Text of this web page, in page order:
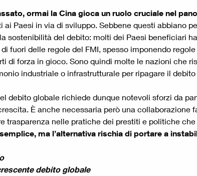
ormai la Cina gioca un ruolo cruciale nel
ai Paesi in via di sviluppo. Sebbene questi abbiano
sostenibilità del debito: molti dei Paesi beneficiari
fuori delle regole del FMI, spesso imponendo
di forza in gioco. Sono quindi molte le nazioni che
industriale o infrastrutturale per ripagare il
debito globale richiede dunque notevoli sforzi da
È anche necessaria però una
trasparenza nelle pratiche dei prestiti e politiche
ma l’alternativa rischia di portare a
debito globale